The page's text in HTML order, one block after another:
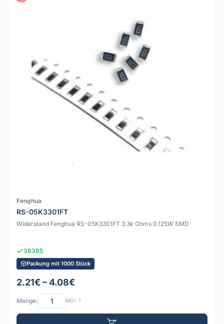
Fenghua
RS-05K3301FT
Widerstand Fenghua RS-05K3301FT 3.3k Ohms 0.125W SMD
38385
Packung mit 1000 Stück
2.21€ – 4.08€
Menge: Min: 1